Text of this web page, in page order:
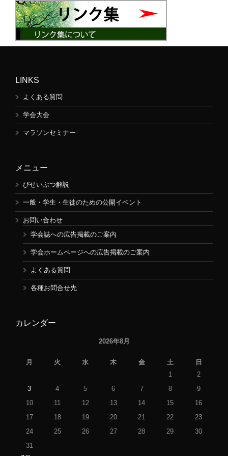
LINKS
よくある質問
学会大会
マラソンセミナー
メニュー
びせいぶつ解説
一般・学生・生徒のための公開イベント
お問い合わせ
学会誌への広告掲載のご案内
学会ホームページへの広告掲載のご案内
よくある質問
各種お問合せ先
カレンダー
2026年8月
月 火 水 木 金 土
日
1
2
3
4 5 6 7 8
9
10
11 12 13 14 15
16
17
18 19 20 21 22
23
24
25 26 27 28 29
30
31